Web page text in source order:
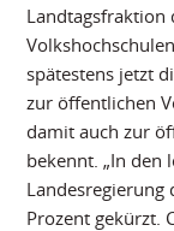
Landtagsfraktion
spätestens jetzt
zur öffentlichen
damit auch zur
bekennt. „In den
Prozent gekürzt.